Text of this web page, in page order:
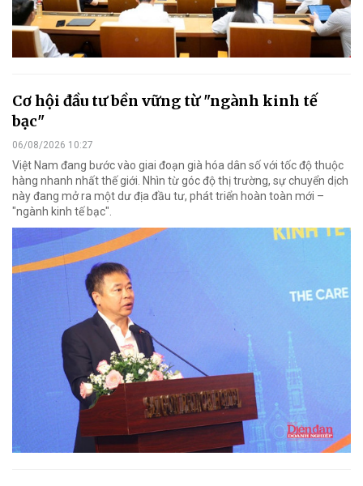
Cơ hội đầu tư bền vững từ "ngành kinh tế
bạc"
06/08/2026 10:27
Việt Nam đang bước vào giai đoạn già hóa dân số với tốc độ thuộc
hàng nhanh nhất thế giới. Nhìn từ góc độ thị trường, sự chuyển dịch
này đang mở ra một dư địa đầu tư, phát triển hoàn toàn mới –
"ngành kinh tế bạc".